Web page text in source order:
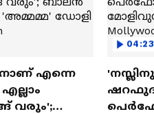
എന്നെ
വരും';
04:23